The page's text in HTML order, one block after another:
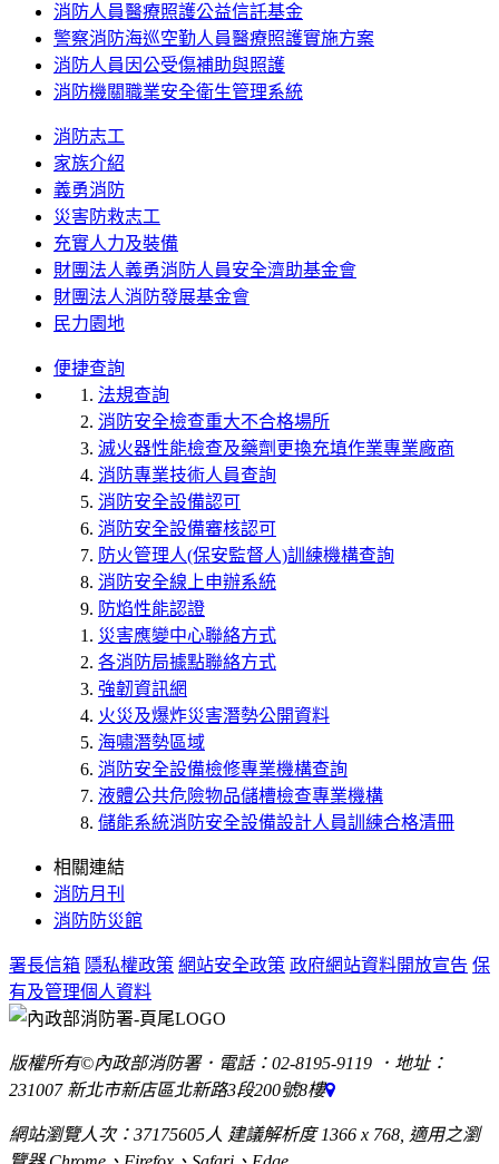
消防人員醫療照護公益信託基金
警察消防海巡空勤人員醫療照護實施方案
消防人員因公受傷補助與照護
消防機關職業安全衛生管理系統
消防志工
家族介紹
義勇消防
災害防救志工
充實人力及裝備
財團法人義勇消防人員安全濟助基金會
財團法人消防發展基金會
民力園地
便捷查詢
法規查詢
消防安全檢查重大不合格場所
滅火器性能檢查及藥劑更換充填作業專業廠商
消防專業技術人員查詢
消防安全設備認可
消防安全設備審核認可
防火管理人(保安監督人)訓練機構查詢
消防安全線上申辦系統
防焰性能認證
災害應變中心聯絡方式
各消防局據點聯絡方式
強韌資訊網
火災及爆炸災害潛勢公開資料
海嘯潛勢區域
消防安全設備檢修專業機構查詢
液體公共危險物品儲槽檢查專業機構
儲能系統消防安全設備設計人員訓練合格清冊
相關連結
消防月刊
消防防災館
署長信箱 隱私權政策 網站安全政策 政府網站資料開放宣告 保
有及管理個人資料
版權所有©內政部消防署．電話：02-8195-9119 ．地址：
231007 新北市新店區北新路3段200號8樓
網站瀏覽人次：37175605人 建議解析度 1366 x 768, 適用之瀏